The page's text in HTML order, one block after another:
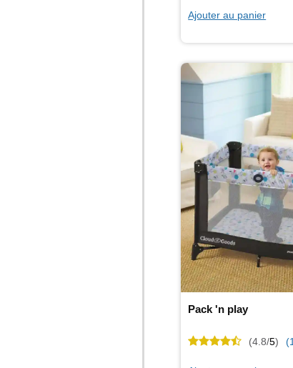
Ajouter au panier
Pack 'n play
(4.8/5)